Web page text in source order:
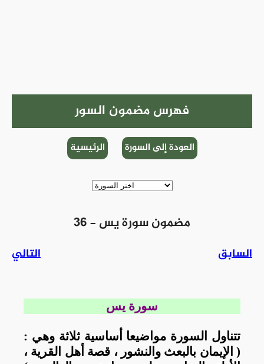
فهرس مضمون السور
الرئيسية العودة إلى السورة
36 - مضمون سورة يس
التالي السابق
سورة يس
تتناول السورة مواضيعا أساسية ثلاثة وهي :
( الإيمان بالبعث والنشور ، قصة أهل القرية ،